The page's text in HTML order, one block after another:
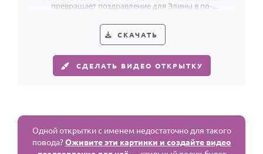
превращает поздравление для Элины в по-
СКАЧАТЬ
СДЕЛАТЬ ВИДЕО ОТКРЫТКУ
Одной открытки с именем недостаточно для такого
повода?Оживите эти картинки и создайте видео